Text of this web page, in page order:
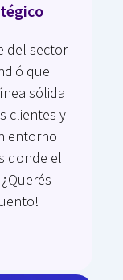
del sector
que
sólida
clientes y
entorno
donde el